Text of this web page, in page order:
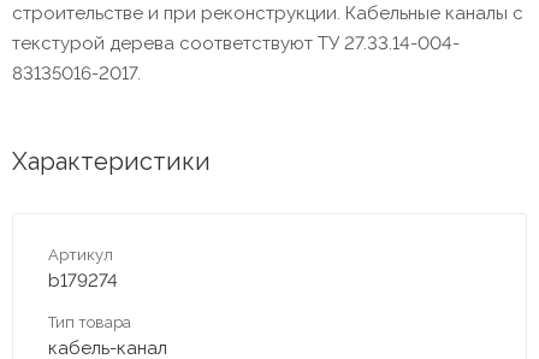
строительстве и при реконструкции. Кабельные каналы с
текстурой дерева соответствуют ТУ 27.33.14-004-
83135016-2017.
Характеристики
Артикул
b179274
Тип товара
кабель-канал